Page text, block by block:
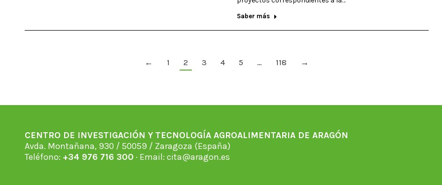
Saber más
← 1 2 3 4 5 … 118 →
CENTRO DE INVESTIGACIÓN Y TECNOLOGÍA AGROALIMENTARIA DE ARAGÓN
Avda. Montañana, 930 / 50059 / Zaragoza (España)
Teléfono: +34 976 716 300 · Email: cita@aragon.es